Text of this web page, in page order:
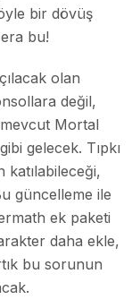
bir dövüş
bu!
olan
değil,
mevcut Mortal
gelecek. Tıpkı
güncelleme ile
ek paketi
daha ekle,
bu sorunun